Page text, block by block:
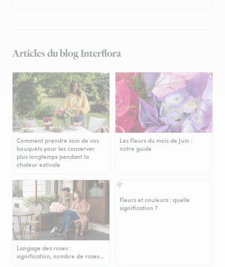
Articles du blog Interflora
Comment prendre soin de vos
bouquets pour les conserver
plus longtemps pendant la
chaleur estivale
Les fleurs du mois de Juin :
notre guide
Langage des roses :
signification, nombre de roses…
Fleurs et couleurs : quelle
signification ?